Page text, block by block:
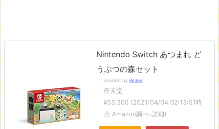
Nintendo Switch あつまれ ど
うぶつの森セット
created by Rinker
任天堂
¥53,300 (2021/04/04 02:13:51時
点 Amazon調べ-詳細)